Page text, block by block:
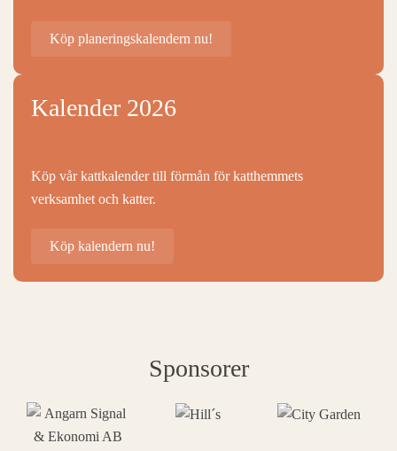
Köp planeringskalendern nu!
Kalender 2026
Köp vår kattkalender till förmån för katthemmets
verksamhet och katter.
Köp kalendern nu!
Sponsorer